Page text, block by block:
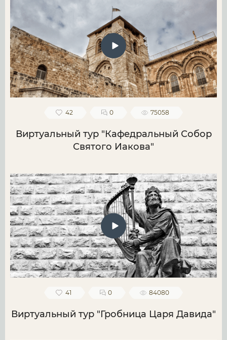
42 0 75058
Виртуальный тур "Кафедральный Собор
Святого Иакова"
41 0 84080
Виртуальный тур "Гробница Царя Давида"